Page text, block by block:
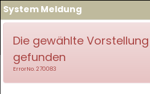
System Meldung
Die gewählte
gefunden
ErrorNo. 270083